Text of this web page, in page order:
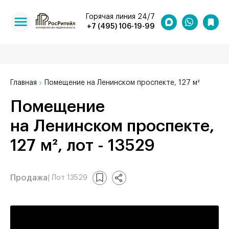
+7 (495) 106-19-99
Горячая линия 24/7
Главная Помещение на Ленинском проспекте, 127 м²
Помещение
на Ленинском проспекте,
127 м², лот - 13529
Продажа | Лот 13529